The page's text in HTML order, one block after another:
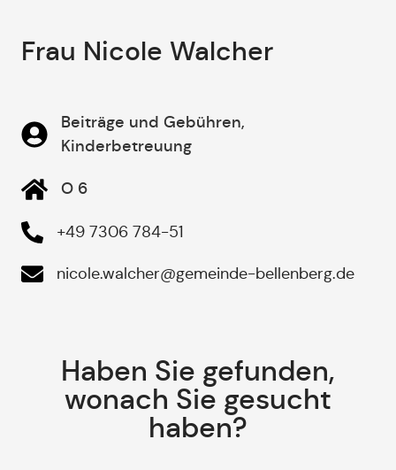
Frau Nicole Walcher
Beiträge und Gebühren,
Kinderbetreuung
O 6
+49 7306 784-51
nicole.walcher@gemeinde-bellenberg.de
Haben Sie gefunden,
wonach Sie gesucht
haben?